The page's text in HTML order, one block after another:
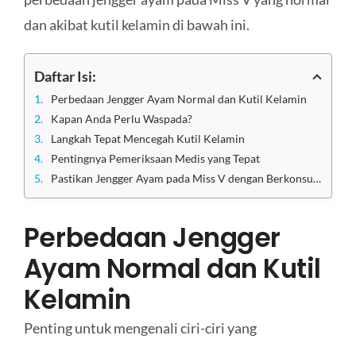
dan akibat kutil kelamin di bawah ini.
Daftar Isi:
Perbedaan Jengger Ayam Normal dan Kutil Kelamin
Kapan Anda Perlu Waspada?
Langkah Tepat Mencegah Kutil Kelamin
Pentingnya Pemeriksaan Medis yang Tepat
Pastikan Jengger Ayam pada Miss V dengan Berkonsultasi di Klinik Utama Sentosa
Perbedaan Jengger
Ayam Normal dan Kutil
Kelamin
Penting untuk mengenali ciri-ciri yang